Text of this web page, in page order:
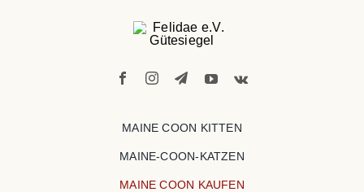
MAINE COON KITTEN
MAINE-COON-KATZEN
MAINE COON KAUFEN